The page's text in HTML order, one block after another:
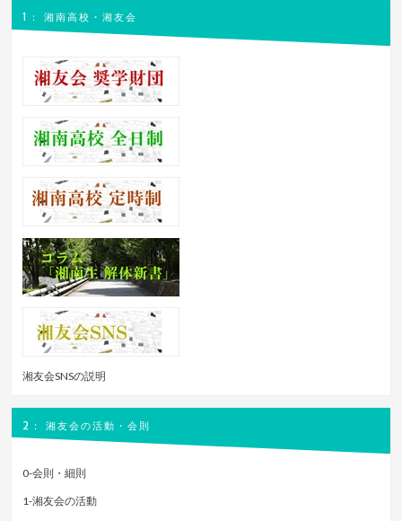
1： 湘南高校・湘友会
湘友会SNSの説明
2： 湘友会の活動・会則
0-会則・細則
1-湘友会の活動